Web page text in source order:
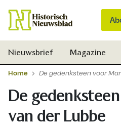
Nieuwsbrief Magazine
Home De gedenksteen voor
De
van der Lubbe